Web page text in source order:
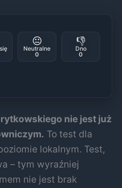
😐
Neutralne
0
👎
Dno
0
nie jest już
To test dla
lokalnym. Test,
– tym wyraźniej
nie jest brak